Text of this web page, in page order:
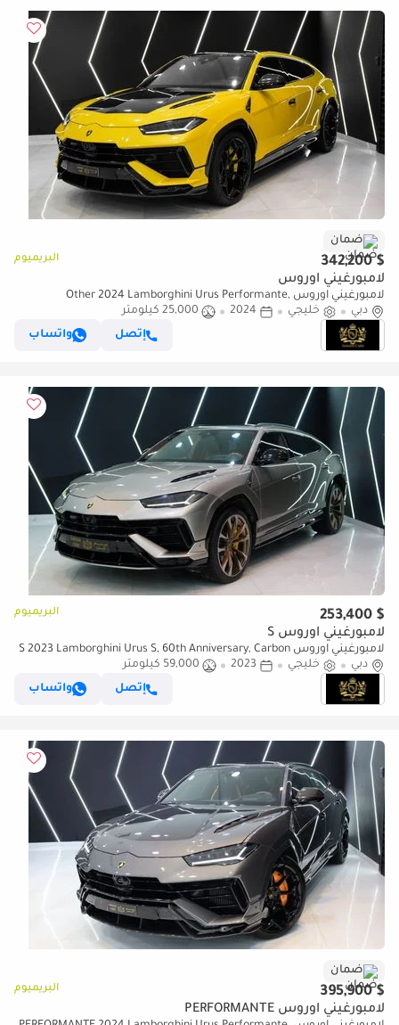
ضمان
$ 342,200 البريميوم
لامبورغيني اوروس
لامبورغيني اوروس Other 2024 Lamborghini Urus Performante,
Arkapovic Exhaust, Carbon Fiber Package, Lamborghini Warr + Serr!
دبي خليجي 2024
25,000 كيلومتر
إتصل
واتساب
$ 253,400 البريميوم
لامبورغيني اوروس S
لامبورغيني اوروس S 2023 Lamborghini Urus S, 60th Anniversary, Carbon
Interior, Rear Entertainment, GCC Specs!!
دبي خليجي 2023
59,000 كيلومتر
إتصل
واتساب
ضمان
$ 395,900 البريميوم
لامبورغيني اوروس PERFORMANTE